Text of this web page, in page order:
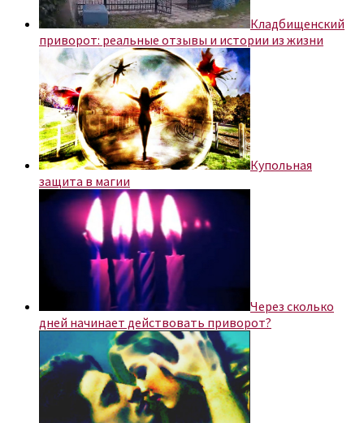
Кладбищенский
приворот: реальные отзывы и истории из жизни
Купольная
защита в магии
Через сколько
дней начинает действовать приворот?